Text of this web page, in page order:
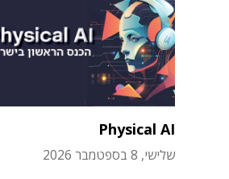
Physical AI
שלישי, 8 בספטמבר 2026